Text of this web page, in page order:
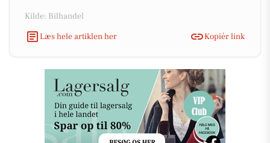
Kilde: Bilhandel
Læs hele artiklen her
Kopiér link